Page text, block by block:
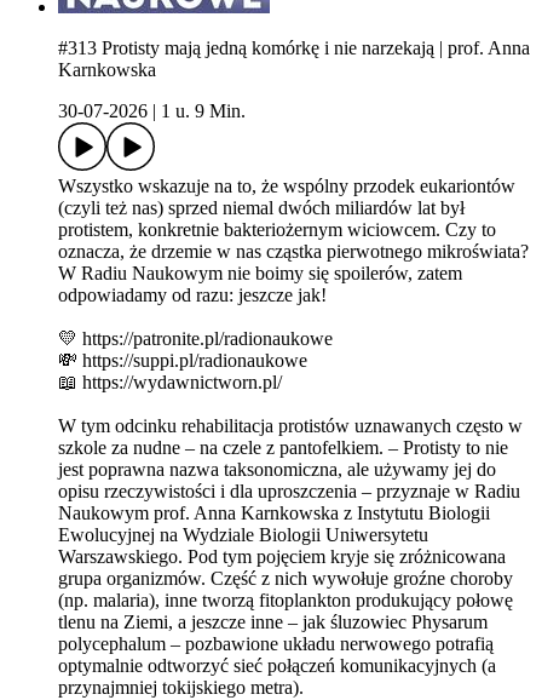
#313 Protisty mają jedną komórkę i nie narzekają | prof. Anna
Karnkowska
30-07-2026
1 u. 9 Min.
Wszystko wskazuje na to, że wspólny przodek eukariontów
(czyli też nas) sprzed niemal dwóch miliardów lat był
protistem, konkretnie bakteriożernym wiciowcem. Czy to
oznacza, że drzemie w nas cząstka pierwotnego mikroświata?
W Radiu Naukowym nie boimy się spoilerów, zatem
odpowiadamy od razu: jeszcze jak!
💛 https://patronite.pl/radionaukowe
💸 https://suppi.pl/radionaukowe
📖 https://wydawnictworn.pl/
W tym odcinku rehabilitacja protistów uznawanych często w
szkole za nudne – na czele z pantofelkiem. – Protisty to nie
jest poprawna nazwa taksonomiczna, ale używamy jej do
opisu rzeczywistości i dla uproszczenia – przyznaje w Radiu
Naukowym prof. Anna Karnkowska z Instytutu Biologii
Ewolucyjnej na Wydziale Biologii Uniwersytetu
Warszawskiego. Pod tym pojęciem kryje się zróżnicowana
grupa organizmów. Część z nich wywołuje groźne choroby
(np. malaria), inne tworzą fitoplankton produkujący połowę
tlenu na Ziemi, a jeszcze inne – jak śluzowiec Physarum
polycephalum – pozbawione układu nerwowego potrafią
optymalnie odtworzyć sieć połączeń komunikacyjnych (a
przynajmniej tokijskiego metra).